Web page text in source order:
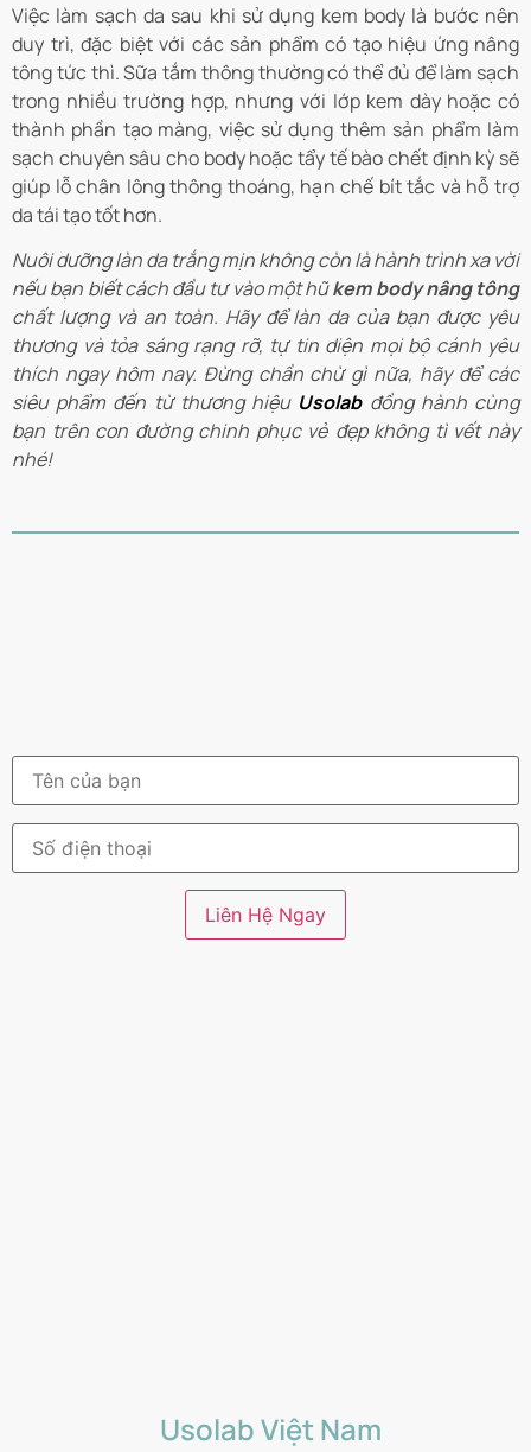
Việc làm sạch da sau khi sử dụng kem body là bước nên
duy trì, đặc biệt với các sản phẩm có tạo hiệu ứng nâng
tông tức thì. Sữa tắm thông thường có thể đủ để làm sạch
trong nhiều trường hợp, nhưng với lớp kem dày hoặc có
thành phần tạo màng, việc sử dụng thêm sản phẩm làm
sạch chuyên sâu cho body hoặc tẩy tế bào chết định kỳ sẽ
giúp lỗ chân lông thông thoáng, hạn chế bít tắc và hỗ trợ
da tái tạo tốt hơn.
Nuôi dưỡng làn da trắng mịn không còn là hành trình xa vời
nếu bạn biết cách đầu tư vào một hũkem body nâng tông
chất lượng và an toàn. Hãy để làn da của bạn được yêu
thương và tỏa sáng rạng rỡ, tự tin diện mọi bộ cánh yêu
thích ngay hôm nay. Đừng chần chừ gì nữa, hãy để các
siêu phẩm đến từ thương hiệu Usolabđồng hành cùng
bạn trên con đường chinh phục vẻ đẹp không tì vết này
nhé!
Usolab Việt Nam